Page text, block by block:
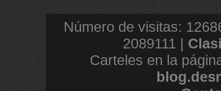
Número de visitas:
2089111 |
Carteles en la